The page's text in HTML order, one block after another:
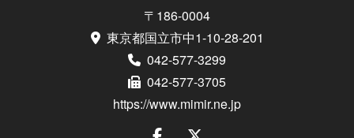
〒186-0004
東京都国立市中1-10-28-201
042-577-3299
042-577-3705
https://www.mimir.ne.jp